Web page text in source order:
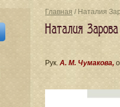
Главная / Наталия
Наталия
Рук. А. М. Чумакова,